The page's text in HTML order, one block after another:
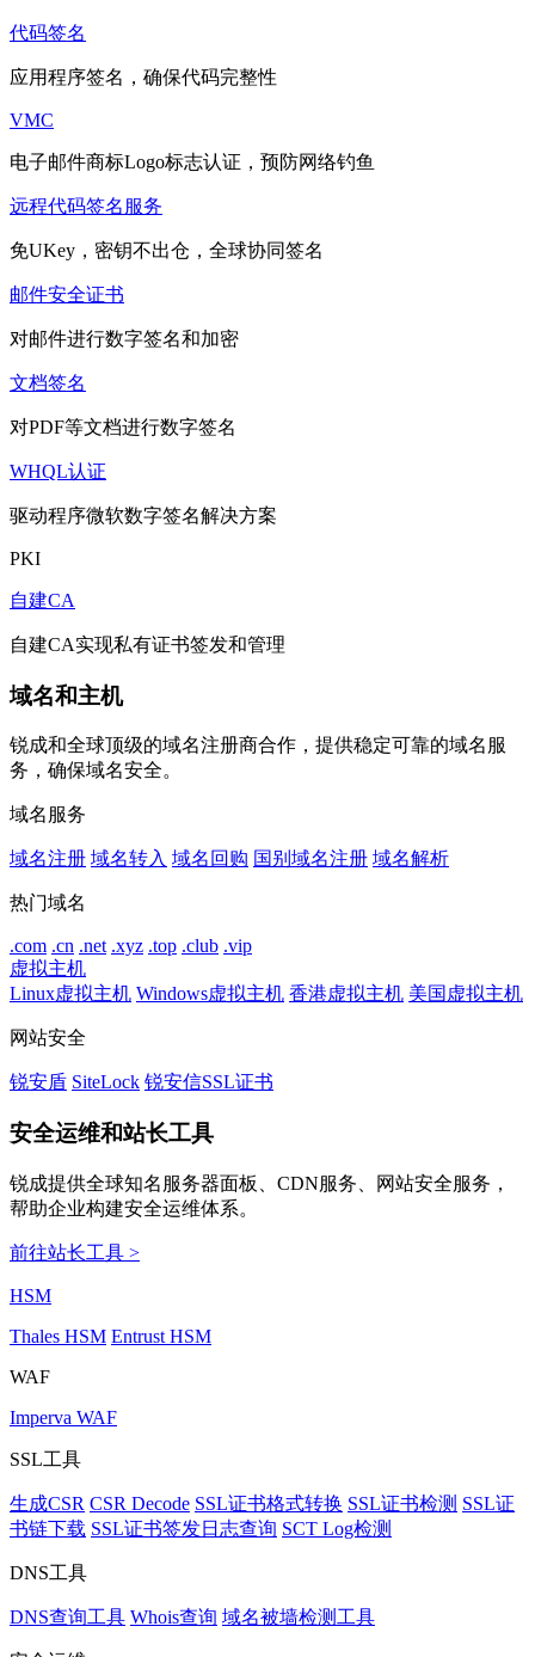
代码签名
应用程序签名，确保代码完整性
VMC
电子邮件商标Logo标志认证，预防网络钓鱼
远程代码签名服务
免UKey，密钥不出仓，全球协同签名
邮件安全证书
对邮件进行数字签名和加密
文档签名
对PDF等文档进行数字签名
WHQL认证
驱动程序微软数字签名解决方案
PKI
自建CA
自建CA实现私有证书签发和管理
域名和主机
锐成和全球顶级的域名注册商合作，提供稳定可靠的域名服
务，确保域名安全。
域名服务
域名注册 域名转入 域名回购 国别域名注册 域名解析
热门域名
.com .cn .net .xyz .top .club .vip
虚拟主机
Linux虚拟主机 Windows虚拟主机 香港虚拟主机 美国虚拟主机
网站安全
锐安盾 SiteLock 锐安信SSL证书
安全运维和站长工具
锐成提供全球知名服务器面板、CDN服务、网站安全服务，
帮助企业构建安全运维体系。
前往站长工具 >
HSM
Thales HSM Entrust HSM
WAF
Imperva WAF
SSL工具
生成CSR CSR Decode SSL证书格式转换 SSL证书检测 SSL证
书链下载 SSL证书签发日志查询 SCT Log检测
DNS工具
DNS查询工具 Whois查询 域名被墙检测工具